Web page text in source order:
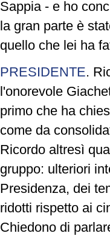
Sappia - e ho
la gran parte è
quello che lei ha
PRESIDENTE.
l'onorevole
primo che ha
come da
Ricordo altresì
gruppo: ulteriori
Presidenza, dei
ridotti rispetto ai
Chiedono di